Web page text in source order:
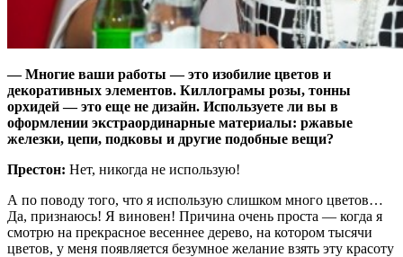
— Многие ваши работы — это изобилие цветов и
декоративных элементов. Киллограмы розы, тонны
орхидей — это еще не дизайн. Используете ли вы в
оформлении экстраординарные материалы: ржавые
железки, цепи, подковы и другие подобные вещи?
Престон: Нет, никогда не использую!
А по поводу того, что я использую слишком много цветов…
Да, признаюсь! Я виновен! Причина очень проста — когда я
смотрю на прекрасное весеннее дерево, на котором тысячи
цветов, у меня появляется безумное желание взять эту красоту